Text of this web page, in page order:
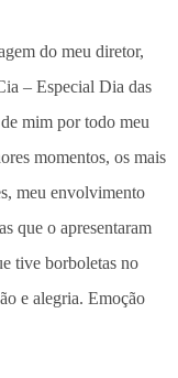
do meu diretor,
– Especial Dia das
mim por todo meu
momentos, os mais
meu envolvimento
que o apresentaram
tive borboletas no
e alegria. Emoção